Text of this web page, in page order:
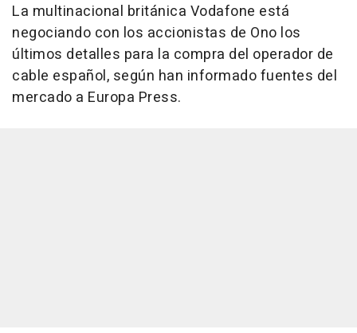
La multinacional británica Vodafone está
negociando con los accionistas de Ono los
últimos detalles para la compra del operador de
cable español, según han informado fuentes del
mercado a Europa Press.